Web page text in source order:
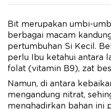
Bit merupakan umbi-
berbagai macam
pertumbuhan Si Kecil.
perlu Ibu ketahui antara
folat (vitamin B9), zat
Namun, di antara
mengandung nitrat,
menghadirkan bahan ini